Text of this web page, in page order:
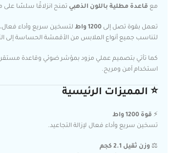
مع قاعدة مطلية باللون الذهبي تمنح انزلاقًا سلسًا على
تعمل بقوة تصل إلى 1200 واط لتسخين سريع وأداء
لتناسب جميع أنواع الملابس من الأقمشة الحساسة إلى
كما تأتي بتصميم عملي مزود بمؤشر ضوئي وقاعدة مستقرة
استخدام آمن ومريح.
⭐ المميزات الرئيسية
⚡ قوة 1200 واط
تسخين سريع وأداء فعال لإزالة التجاعيد.
⚖️ وزن ثقيل 2.1 كجم